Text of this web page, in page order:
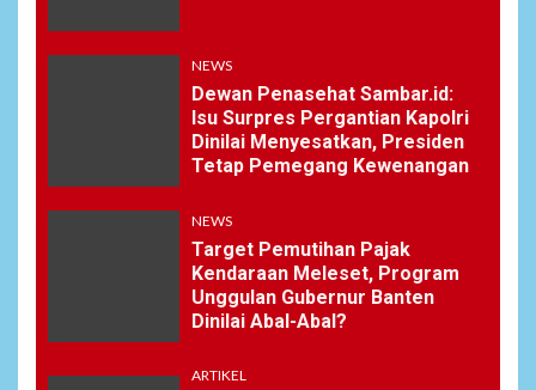
NEWS
Dewan Penasehat Sambar.id:
Isu Surpres Pergantian Kapolri
Dinilai Menyesatkan, Presiden
Tetap Pemegang Kewenangan
NEWS
Target Pemutihan Pajak
Kendaraan Meleset, Program
Unggulan Gubernur Banten
Dinilai Abal-Abal?
ARTIKEL